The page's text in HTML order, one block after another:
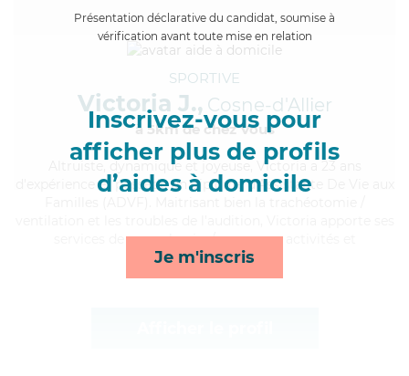
Présentation déclarative du candidat, soumise à
vérification avant toute mise en relation
Inscrivez-vous pour
afficher plus de profils
d’aides à domicile
Je m'inscris
SPORTIVE
Victoria J., Cosne-d'Allier
à 5km de chez Vous
, dynamique et joyeuse, Victoria a 23 ans
d'expérience et possède un diplôme d'Assistante De Vie aux
services de repas, lessive/repassage, activités et
compagnie/loisirs*